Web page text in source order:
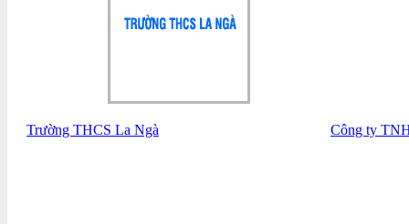
Trường THCS La Ngà Công ty